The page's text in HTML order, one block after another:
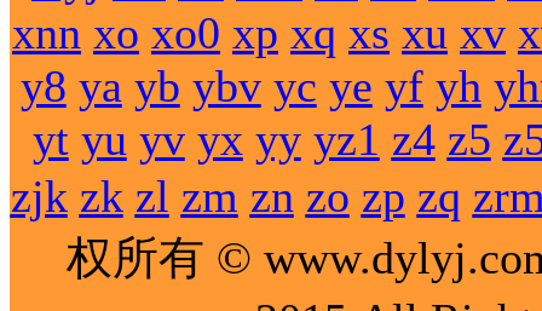
xnn xo xo0 xp xq xs xu xv
y8 ya yb ybv yc ye yf yh
yt yu yv yx yy yz1 z4 z5
zjk zk zl zm zn zo zp zq
权所有 ©